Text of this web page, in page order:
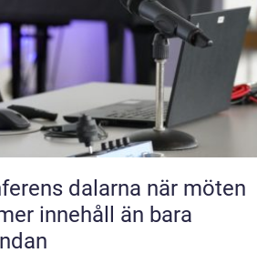
dalarna när möten
innehåll än bara